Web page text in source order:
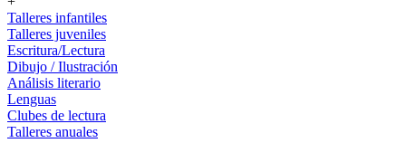
Talleres infantiles
Talleres juveniles
Escritura/Lectura
Dibujo / Ilustración
Análisis literario
Lenguas
Clubes de lectura
Talleres anuales